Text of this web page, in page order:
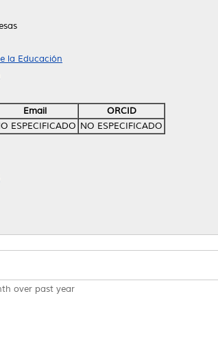
la Educación
Email
ORCID
ESPECIFICADO NO ESPECIFICADO
over past year